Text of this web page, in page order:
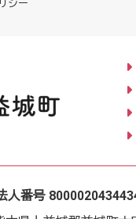
シー
番号